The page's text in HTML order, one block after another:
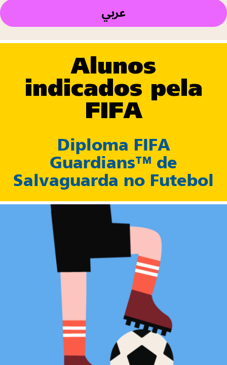
عربي
Alunos
indicados pela
FIFA
Diploma FIFA
Guardians™ de
Salvaguarda no Futebol